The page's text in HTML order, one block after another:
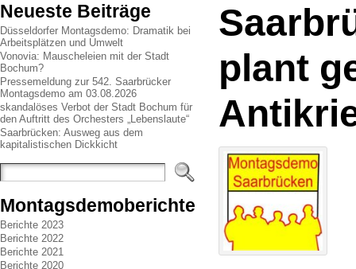
Neueste Beiträge
Düsseldorfer Montagsdemo: Dramatik bei
Arbeitsplätzen und Umwelt
Vonovia: Mauscheleien mit der Stadt
Bochum?
Pressemeldung zur 542. Saarbrücker
Montagsdemo am 03.08.2026
skandalöses Verbot der Stadt Bochum für
den Auftritt des Orchesters „Lebenslaute“
Saarbrücken: Ausweg aus dem
kapitalistischen Dickkicht
Montagsdemoberichte
Berichte 2023
Berichte 2022
Berichte 2021
Berichte 2020
plant